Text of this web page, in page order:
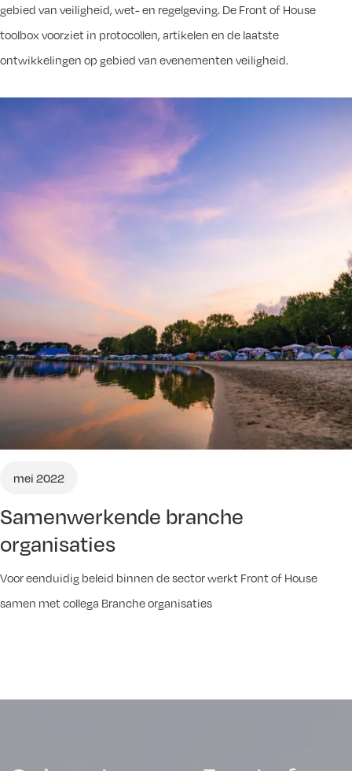
gebied van veiligheid, wet- en regelgeving. De Front of House
toolbox voorziet in protocollen, artikelen en de laatste
ontwikkelingen op gebied van evenementen veiligheid.
mei 2022
Samenwerkende branche
organisaties
Voor eenduidig beleid binnen de sector werkt Front of House
samen met collega Branche organisaties